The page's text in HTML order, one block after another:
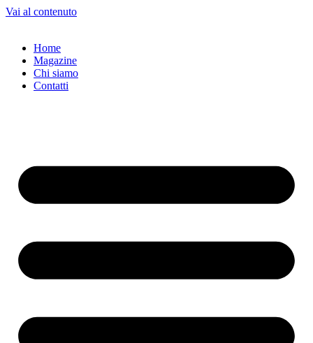
Vai al contenuto
Home
Magazine
Chi siamo
Contatti